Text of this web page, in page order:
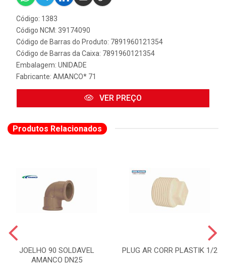
Código: 1383
Código NCM: 39174090
Código de Barras do Produto: 7891960121354
Código de Barras da Caixa: 7891960121354
Embalagem: UNIDADE
Fabricante: AMANCO* 71
VER PREÇO
Produtos Relacionados
JOELHO 90 SOLDAVEL
AMANCO DN25
PLUG AR CORR PLASTIK 1/2